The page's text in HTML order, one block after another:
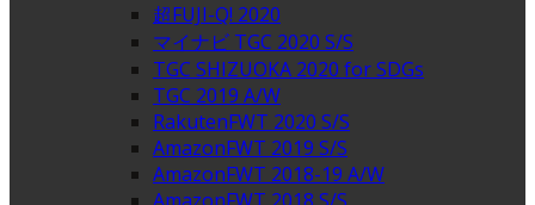
超FUJI-Q! 2020
マイナビ TGC 2020 S/S
TGC SHIZUOKA 2020 for SDGs
TGC 2019 A/W
RakutenFWT 2020 S/S
AmazonFWT 2019 S/S
AmazonFWT 2018-19 A/W